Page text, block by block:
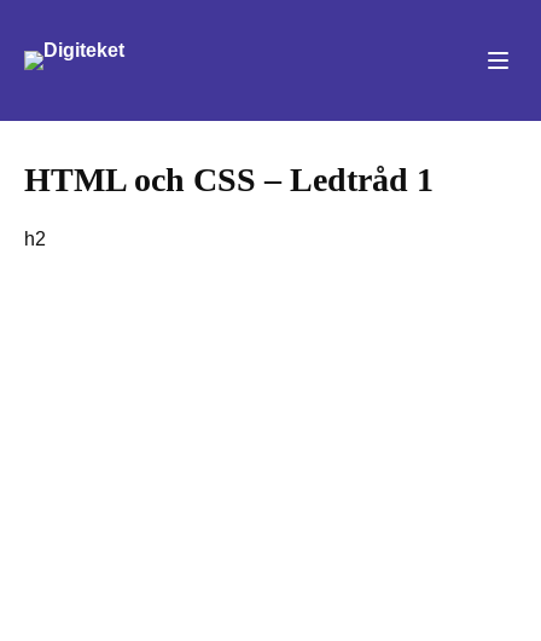
HTML och CSS – Ledtråd 1
h2